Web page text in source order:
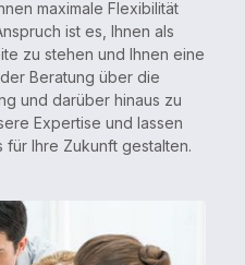
maximale Flexibilität
ist es, Ihnen als
zu stehen und Ihnen eine
Beratung über die
und darüber hinaus zu
Expertise und lassen
für Ihre Zukunft gestalten.